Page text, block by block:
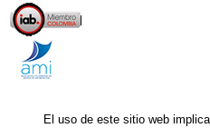
El uso de este sitio web